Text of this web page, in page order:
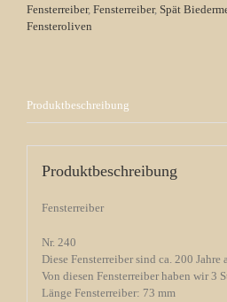
Fensterreiber, Fensterreiber, Spät
Fensteroliven
Produktbeschreibung
Produktbeschreibung
Fensterreiber
Nr. 240
Diese Fensterreiber sind ca. 200 Jahre
Von diesen Fensterreiber haben wir 3
Länge Fensterreiber: 73 mm